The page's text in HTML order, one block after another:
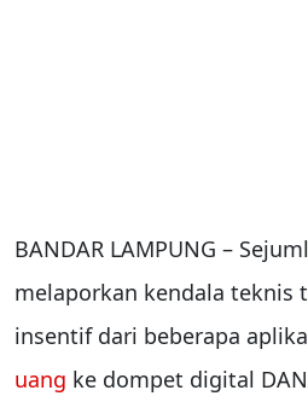
BANDAR LAMPUNG –
melaporkan kendala teknis
insentif dari beberapa
uang ke dompet digital